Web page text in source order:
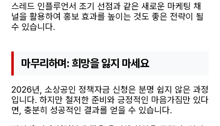
스레드 인플루언서 조기 선점과 같은 새로운 마케팅 채
널을 활용하여 홍보 효과를 높이는 것도 좋은 전략이 될
수 있습니다.
마무리하며: 희망을 잃지 마세요
2026년, 소상공인 정책자금 신청은 분명 쉽지 않은 과정
입니다. 하지만 철저한 준비와 긍정적인 마음가짐만 있다
면, 충분히 성공적인 결과를 얻을 수 있습니다.